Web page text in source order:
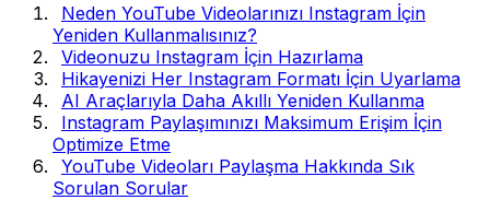
Neden YouTube Videolarınızı Instagram İçin
Yeniden Kullanmalısınız?
Videonuzu Instagram İçin Hazırlama
Hikayenizi Her Instagram Formatı İçin Uyarlama
AI Araçlarıyla Daha Akıllı Yeniden Kullanma
Instagram Paylaşımınızı Maksimum Erişim İçin
Optimize Etme
YouTube Videoları Paylaşma Hakkında Sık
Sorulan Sorular